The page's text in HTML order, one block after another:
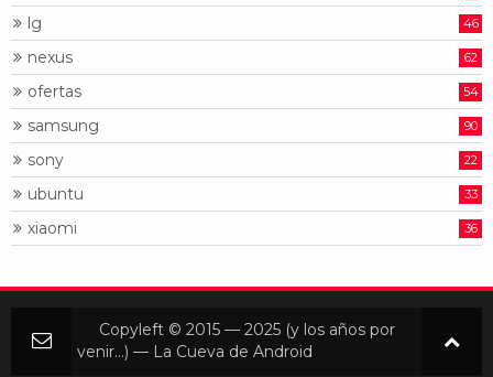
lg 46
nexus 62
ofertas 54
samsung 90
sony 22
ubuntu 33
xiaomi 36
Copyleft © 2015 — 2025 (y los años por
venir...) — La Cueva de Android